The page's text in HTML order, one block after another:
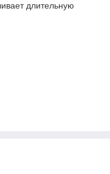
длительную